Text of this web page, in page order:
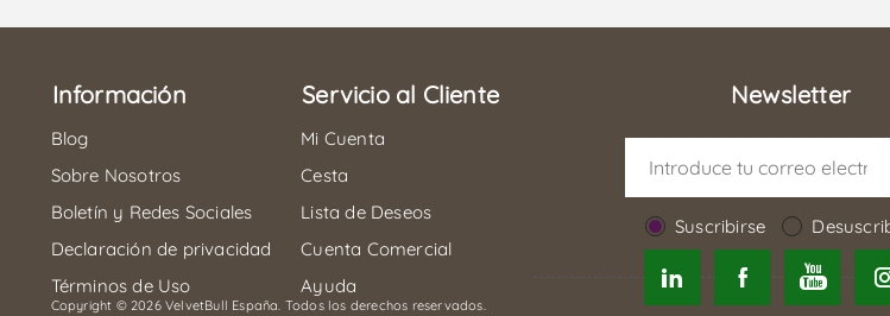
Información
Blog
Sobre Nosotros
Boletín y Redes Sociales
Declaración de privacidad
Términos de Uso
Servicio al Cliente
Mi Cuenta
Cesta
Lista de Deseos
Cuenta Comercial
Ayuda
Newsletter
Suscribirse
Copyright © 2026 VelvetBull España. Todos los derechos reservados.